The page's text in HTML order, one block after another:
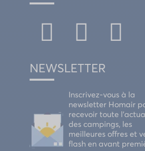
NEWSLETTER
Inscrivez-vous à la
newsletter Homair
recevoir toute
des campings, les
meilleures offres et
flash en avant